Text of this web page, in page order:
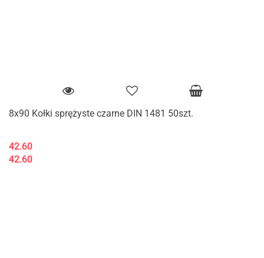
8x90 Kołki sprężyste czarne DIN 1481 50szt.
42.60
42.60